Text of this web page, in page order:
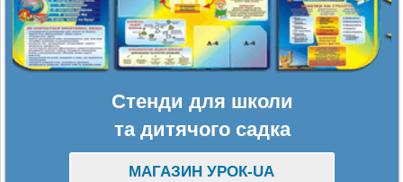
Стенди для школи
та дитячого садка
МАГАЗИН УРОК-UA